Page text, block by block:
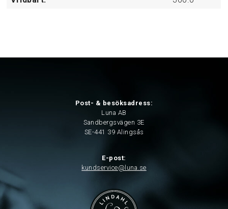
Post- & besöksadress:
Luna AB
Sandbergsvägen 3E
SE-441 39 Alingsås
E-post:
kundservice@luna.se